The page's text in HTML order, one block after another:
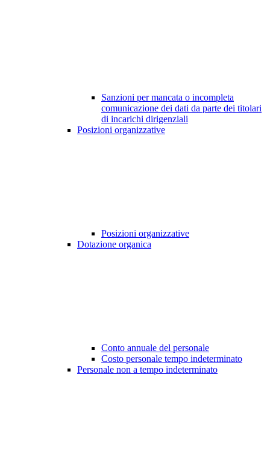
Sanzioni per mancata o incompleta
comunicazione dei dati da parte dei titolari
di incarichi dirigenziali
Posizioni organizzative
Posizioni organizzative
Dotazione organica
Conto annuale del personale
Costo personale tempo indeterminato
Personale non a tempo indeterminato